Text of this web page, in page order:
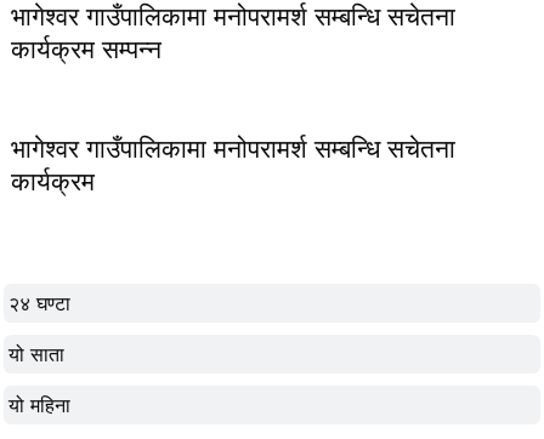
२४ घण्टा
यो साता
यो महिना
भागेश्वर गाउँपालिकामा मनोपरामर्श सम्बन्धि सचेतना
कार्यक्रम सम्पन्न
भागेश्वर गाउँपालिकामा मनोपरामर्श सम्बन्धि सचेतना
कार्यक्रम